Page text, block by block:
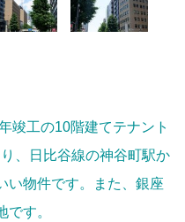
竣工の10階建てテナント
、日比谷線の神谷町駅か
い物件です。また、銀座
す。